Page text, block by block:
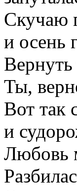
Скучаю
и осень
Ты,
Вот так
и
Любовь